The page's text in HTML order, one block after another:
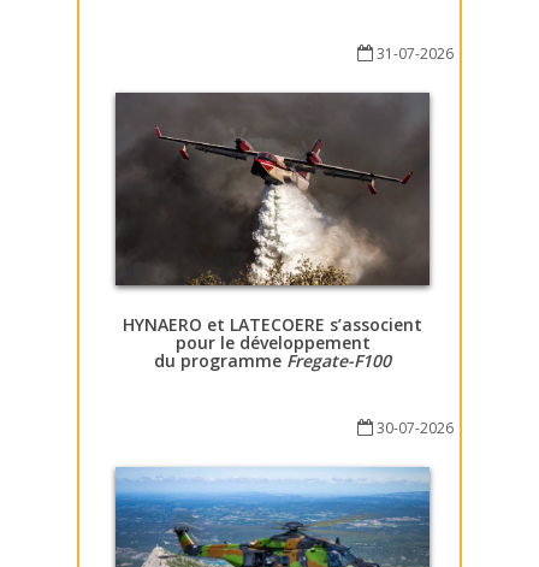
31-07-2026
HYNAERO et LATECOERE s’associent
pour le développement
du programme Fregate-F100
30-07-2026